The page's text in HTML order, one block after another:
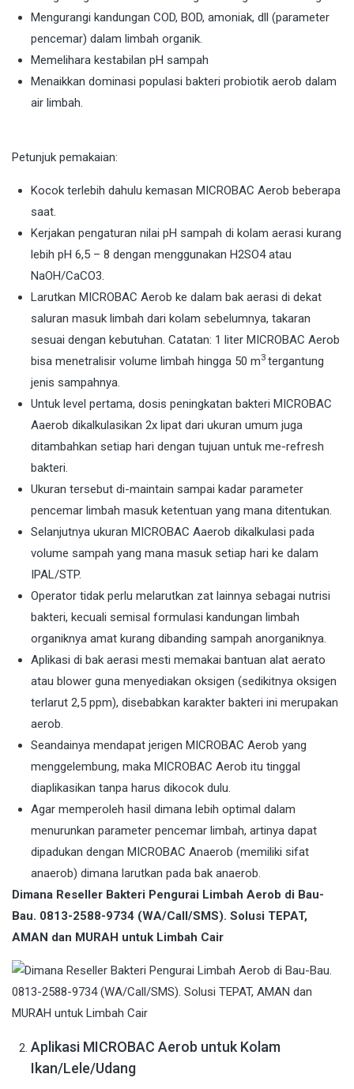
Mengurangi kandungan COD, BOD, amoniak, dll (parameter
pencemar) dalam limbah organik.
Memelihara kestabilan pH sampah
Menaikkan dominasi populasi bakteri probiotik aerob dalam
air limbah.
Petunjuk pemakaian:
Kocok terlebih dahulu kemasan MICROBAC Aerob beberapa
saat.
Kerjakan pengaturan nilai pH sampah di kolam aerasi kurang
lebih pH 6,5 – 8 dengan menggunakan H2SO4 atau
NaOH/CaCO3.
Larutkan MICROBAC Aerob ke dalam bak aerasi di dekat
saluran masuk limbah dari kolam sebelumnya, takaran
sesuai dengan kebutuhan. Catatan: 1 liter MICROBAC Aerob
bisa menetralisir volume limbah hingga 50 m3 tergantung
jenis sampahnya.
Untuk level pertama, dosis peningkatan bakteri MICROBAC
Aaerob dikalkulasikan 2x lipat dari ukuran umum juga
ditambahkan setiap hari dengan tujuan untuk me-refresh
bakteri.
Ukuran tersebut di-maintain sampai kadar parameter
pencemar limbah masuk ketentuan yang mana ditentukan.
Selanjutnya ukuran MICROBAC Aaerob dikalkulasi pada
volume sampah yang mana masuk setiap hari ke dalam
IPAL/STP.
Operator tidak perlu melarutkan zat lainnya sebagai nutrisi
bakteri, kecuali semisal formulasi kandungan limbah
organiknya amat kurang dibanding sampah anorganiknya.
Aplikasi di bak aerasi mesti memakai bantuan alat aerato
atau blower guna menyediakan oksigen (sedikitnya oksigen
terlarut 2,5 ppm), disebabkan karakter bakteri ini merupakan
aerob.
Seandainya mendapat jerigen MICROBAC Aerob yang
menggelembung, maka MICROBAC Aerob itu tinggal
diaplikasikan tanpa harus dikocok dulu.
Agar memperoleh hasil dimana lebih optimal dalam
menurunkan parameter pencemar limbah, artinya dapat
dipadukan dengan MICROBAC Anaerob (memiliki sifat
anaerob) dimana larutkan pada bak anaerob.
Dimana Reseller Bakteri Pengurai Limbah Aerob di Bau-
Bau. 0813-2588-9734 (WA/Call/SMS). Solusi TEPAT,
AMAN dan MURAH untuk Limbah Cair
Aplikasi MICROBAC Aerob untuk Kolam
Ikan/Lele/Udang